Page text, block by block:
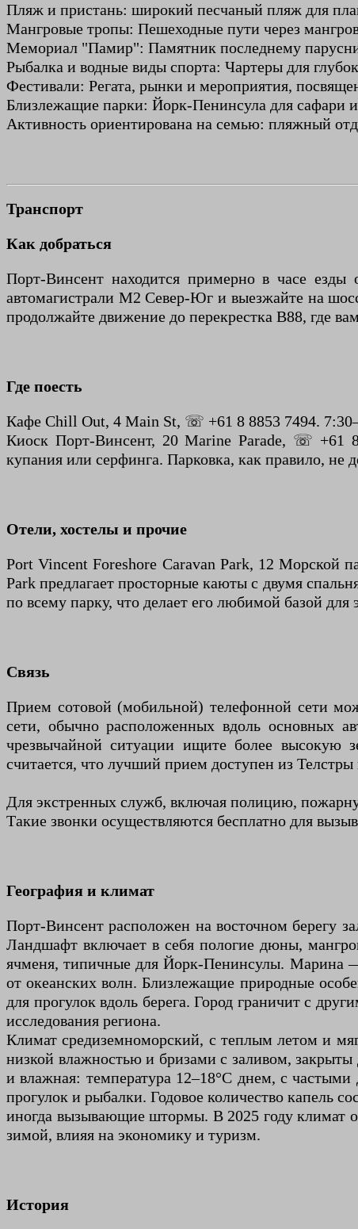
Пляж и пристань: широкий песчаный пляж для
Мангровые тропы: Пешеходные пути через
Мемориал "Памир": Памятник последнему
Рыбалка и водные виды спорта: Чартеры для
Фестивали: Регата, рынки и мероприятия,
Близлежащие парки: Йорк-Пенинсула для сафари
Активность ориентирована на семью: пляжный
Транспорт
Как добраться
Порт-Винсент находится примерно в часе
автомагистрали М2 Север-Юг и выезжайте на
продолжайте движение до перекрестка B88, где
Где поесть
Кафе Chill Out, 4 Main St, ☏ +61 8 8853 7494.
Киоск Порт-Винсент, 20 Marine Parade, ☏ +61 8
купания или серфинга. Парковка, как правило, не
Отели, хостелы и прочие
Port Vincent Foreshore Caravan Park, 12 Морской
Park предлагает просторные каюты с двумя
по всему парку, что делает его любимой базой для
Связь
Прием сотовой (мобильной) телефонной сети
сети, обычно расположенных вдоль основных
чрезвычайной ситуации ищите более высокую
считается, что лучший прием доступен из
Для экстренных служб, включая полицию,
Такие звонки осуществляются бесплатно для
География и климат
Порт-Винсент расположен на восточном берегу
Ландшафт включает в себя пологие дюны,
ячменя, типичные для Йорк-Пенинсулы. Марина
от океанских волн. Близлежащие природные
для прогулок вдоль берега. Город граничит с
исследования региона.
Климат средиземноморский, с теплым летом и
низкой влажностью и бризами с заливом,
и влажная: температура 12–18°C днем, с
прогулок и рыбалки. Годовое количество капель
иногда вызывающие штормы. В 2025 году климат
зимой, влияя на экономику и туризм.
История